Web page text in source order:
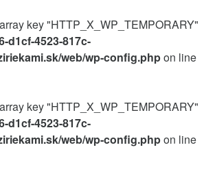
key "HTTP_X_WP_TEMPORARY"
d1cf-4523-817c-
web/wp-config.phpon line
key "HTTP_X_WP_TEMPORARY"
d1cf-4523-817c-
web/wp-config.phpon line